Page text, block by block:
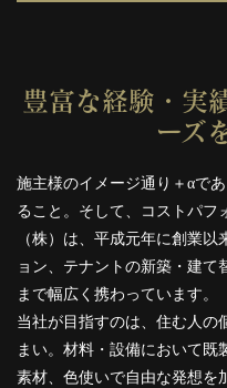
豊富な経験・実
ーズ
施主様のイメージ通り＋αで
ること。そして、コストパフ
（株）は、平成元年に創業
ョン、テナントの新築・建て
まで幅広く携わっています。
当社が目指すのは、住む人の
まい。材料・設備において既
素材、色使いで自由な発想を